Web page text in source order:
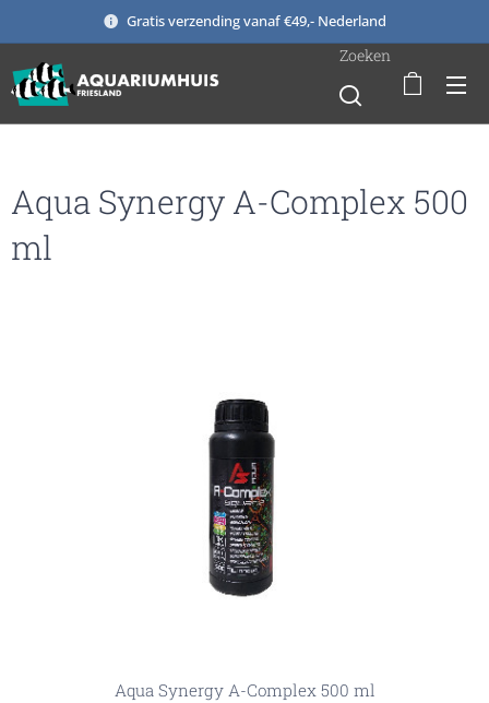
Gratis verzending vanaf €49,- Nederland
Zoeken
Aqua Synergy A-Complex 500
ml
Aqua Synergy A-Complex 500 ml